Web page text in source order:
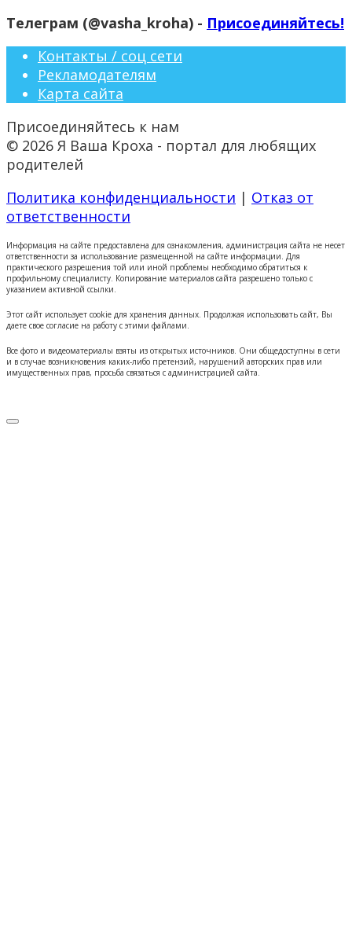
Телеграм (@vasha_kroha) - Присоединяйтесь!
Контакты / соц сети
Рекламодателям
Карта сайта
Присоединяйтесь к нам
© 2026 Я Ваша Кроха - портал для любящих
родителей
Политика конфиденциальности | Отказ от
ответственности
Информация на сайте предоставлена для ознакомления, администрация сайта не несет
ответственности за использование размещенной на сайте информации. Для
практического разрешения той или иной проблемы необходимо обратиться к
профильному специалисту. Копирование материалов сайта разрешено только с
указанием активной ссылки.
Этот сайт использует cookie для хранения данных. Продолжая использовать сайт, Вы
даете свое согласие на работу с этими файлами.
Все фото и видеоматериалы взяты из открытых источников. Они общедоступны в сети
и в случае возникновения каких-либо претензий, нарушений авторских прав или
имущественных прав, просьба связаться с администрацией сайта.